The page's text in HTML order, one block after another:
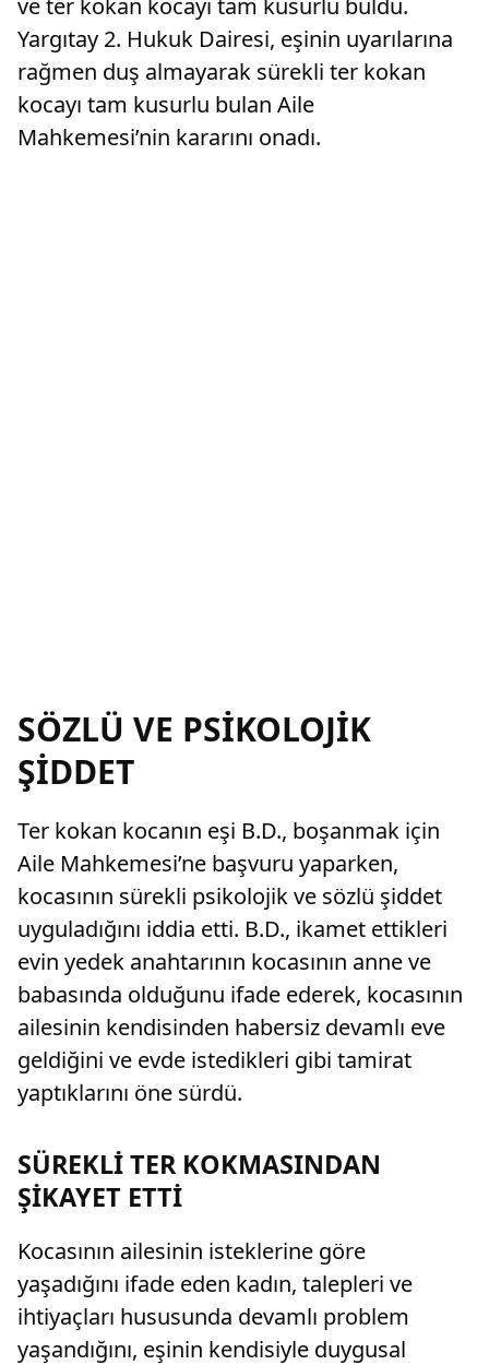
Yargıtay 2. Hukuk Dairesi, eşinin uyarılarına
rağmen duş almayarak sürekli ter kokan
kocayı tam kusurlu bulan Aile
Mahkemesi’nin kararını onadı.
SÖZLÜ VE PSİKOLOJİK
ŞİDDET
Ter kokan kocanın eşi B.D., boşanmak için
Aile Mahkemesi’ne başvuru yaparken,
kocasının sürekli psikolojik ve sözlü şiddet
uyguladığını iddia etti. B.D., ikamet ettikleri
evin yedek anahtarının kocasının anne ve
babasında olduğunu ifade ederek, kocasının
ailesinin kendisinden habersiz devamlı eve
geldiğini ve evde istedikleri gibi tamirat
yaptıklarını öne sürdü.
SÜREKLİ TER KOKMASINDAN
ŞİKAYET ETTİ
Kocasının ailesinin isteklerine göre
yaşadığını ifade eden kadın, talepleri ve
ihtiyaçları hususunda devamlı problem
yaşandığını, eşinin kendisiyle duygusal